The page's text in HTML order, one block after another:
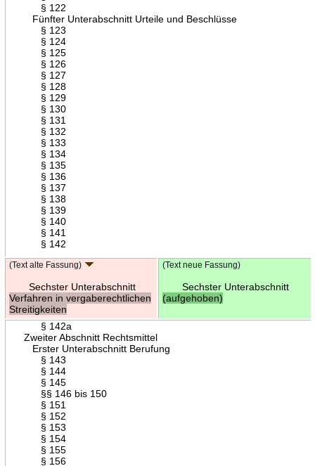
§ 122
Fünfter Unterabschnitt Urteile und Beschlüsse
§ 123
§ 124
§ 125
§ 126
§ 127
§ 128
§ 129
§ 130
§ 131
§ 132
§ 133
§ 134
§ 135
§ 136
§ 137
§ 138
§ 139
§ 140
§ 141
§ 142
(Text alte Fassung)
Sechster Unterabschnitt
Verfahren in vergaberechtlichen
Streitigkeiten
(Text neue Fassung)
Sechster Unterabschnitt
(aufgehoben)
§ 142a
Zweiter Abschnitt Rechtsmittel
Erster Unterabschnitt Berufung
§ 143
§ 144
§ 145
§§ 146 bis 150
§ 151
§ 152
§ 153
§ 154
§ 155
§ 156